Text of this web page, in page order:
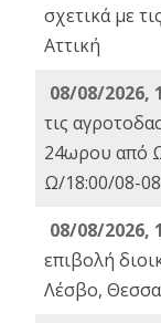
σχετικά με
Αττική
08/08/2026,
τις
24ωρου από
Ω/18:00/08-
08/08/2026,
επιβολή
Λέσβο,